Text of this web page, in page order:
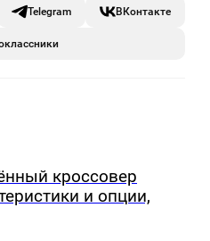
Telegram ВКонтакте
кроссовер
и опции,